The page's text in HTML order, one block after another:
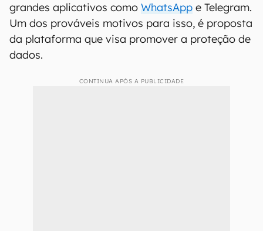
grandes aplicativos como WhatsApp e Telegram.
Um dos prováveis motivos para isso, é proposta
da plataforma que visa promover a proteção de
dados.
CONTINUA APÓS A PUBLICIDADE